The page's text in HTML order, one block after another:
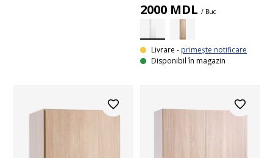
2000 MDL / Buc
Livrare - primește notificare
Disponibil în magazin